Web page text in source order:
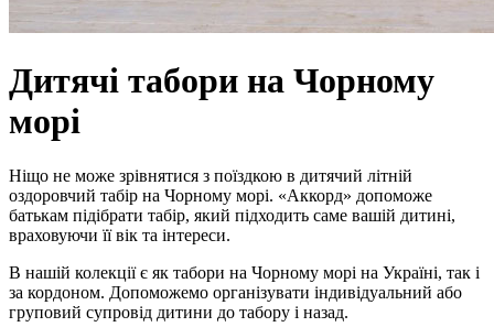
Дитячі табори на Чорному
морі
Ніщо не може зрівнятися з поїздкою в дитячий літній
оздоровчий табір на Чорному морі. «Аккорд» допоможе
батькам підібрати табір, який підходить саме вашій дитині,
враховуючи її вік та інтереси.
В нашій колекції є як табори на Чорному морі на Україні, так і
за кордоном. Допоможемо організувати індивідуальний або
груповий супровід дитини до табору і назад.